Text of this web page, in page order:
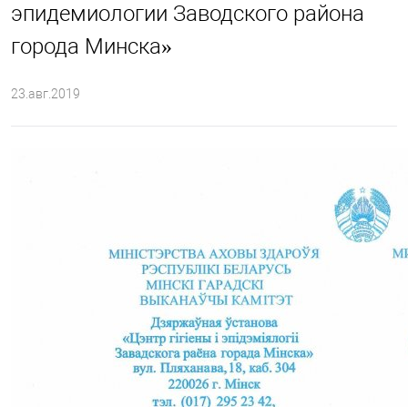
эпидемиологии Заводского района
города Минска»
23.авг.2019